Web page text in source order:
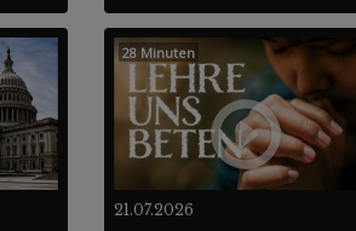
21.07.2026
28 Minuten